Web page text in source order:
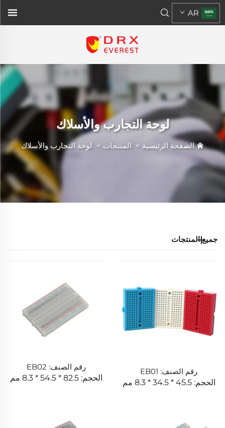
AR
لوحة التجارب والأسلاك
الصفحة الرئيسية > المنتجات >لوحة التجارب والأسلاك
جميع المنتجات
رقم الصنف: EB01
الحجم: 45.5 * 34.5 * 8.3 مم
رقم الصنف: EB02
الحجم: 82.5 * 54.5 * 8.3 مم